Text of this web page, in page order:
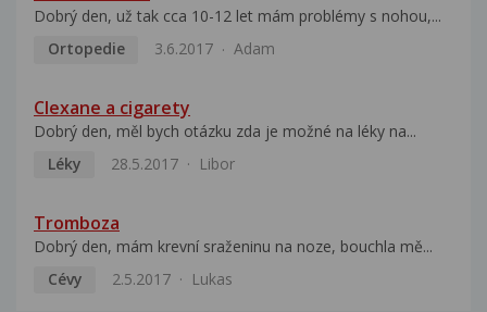
Dobrý den, už tak cca 10-12 let mám problémy s nohou,...
Ortopedie
3.6.2017 Adam
Clexane a cigarety
Dobrý den, měl bych otázku zda je možné na léky na...
Léky
28.5.2017 Libor
Tromboza
Dobrý den, mám krevní sraženinu na noze, bouchla mě...
Cévy
2.5.2017 Lukas